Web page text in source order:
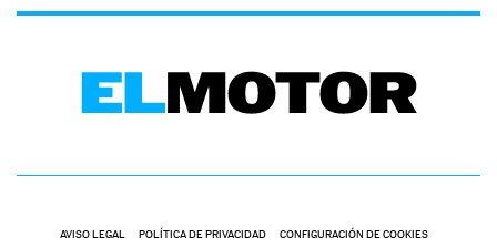
AVISO LEGAL POLÍTICA DE PRIVACIDAD CONFIGURACIÓN DE COOKIES